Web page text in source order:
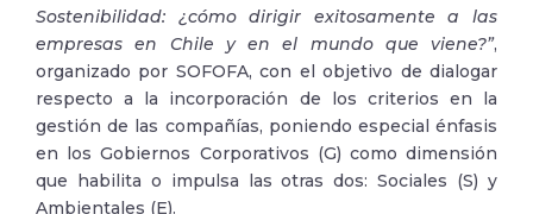
Sostenibilidad: ¿cómo dirigir exitosamente a las
empresas en Chile y en el mundo que viene?”,
organizado por SOFOFA, con el objetivo de dialogar
respecto a la incorporación de los criterios en la
gestión de las compañías, poniendo especial énfasis
en los Gobiernos Corporativos (G) como dimensión
que habilita o impulsa las otras dos: Sociales (S) y
Ambientales (E).